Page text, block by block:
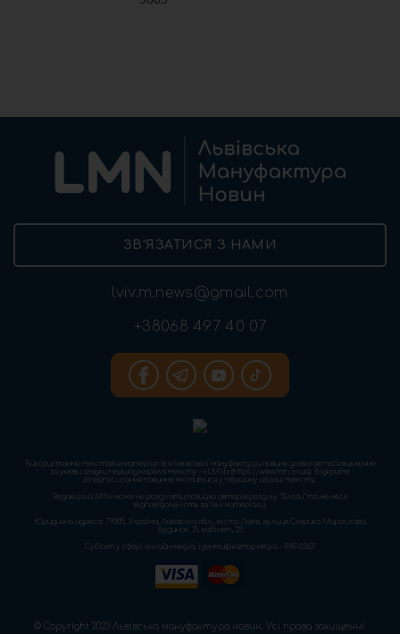
ЗВ’ЯЗАТИСЯ З НАМИ
lviv.m.news@gmail.com
+38068 497 40 07
Використання текстових матеріалів «Львівської мануфактури новин» дозволяється виключно
за умови згадки першоджерела тексту – «LMN» (https://www.lmn.in.ua). Відкрите
гіперпосилання повинне міститися у першому абзаці тексту.
Редакція «LMN» може не розділяти позицію авторів розділу “Блоги” та не несе
відповідальність за їхні матеріали.
Юридична адреса: 79005, Україна, Львівська обл., місто Львів, вулиця Скорика Мирослава,
будинок, 31, кабінет, 23
Cуб'єкт у сфері онлайн-медіа; ідентифікатор медіа - R40-03621
© Copyright 2023 Львівська мануфактура новин. Усі права захищенні.